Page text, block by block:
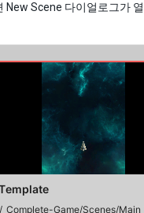
Scene 다이얼로그가